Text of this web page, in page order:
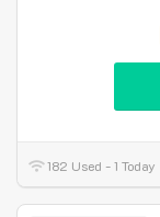
182 Used - 1 Today